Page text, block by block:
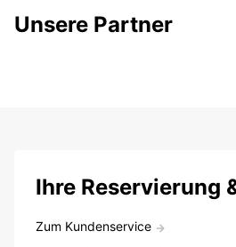
Unsere Partner
Ihre Reservierung
Zum Kundenservice